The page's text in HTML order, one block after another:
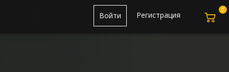
Регистрация
Войти
0